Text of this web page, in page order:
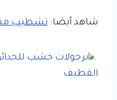
شاهد أيضا: تشطيب